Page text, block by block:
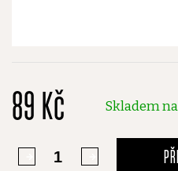
89 Kč Skladem